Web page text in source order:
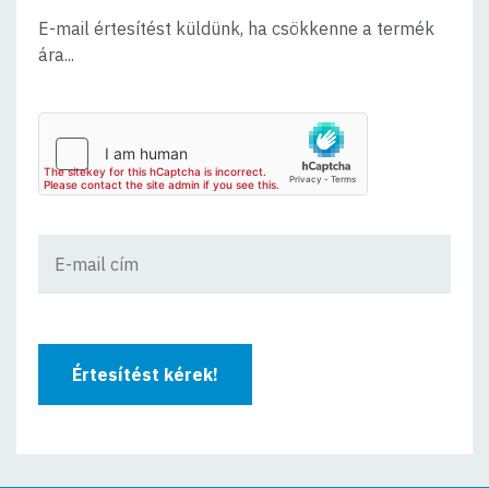
E-mail értesítést küldünk, ha csökkenne a termék
ára...
Értesítést kérek!